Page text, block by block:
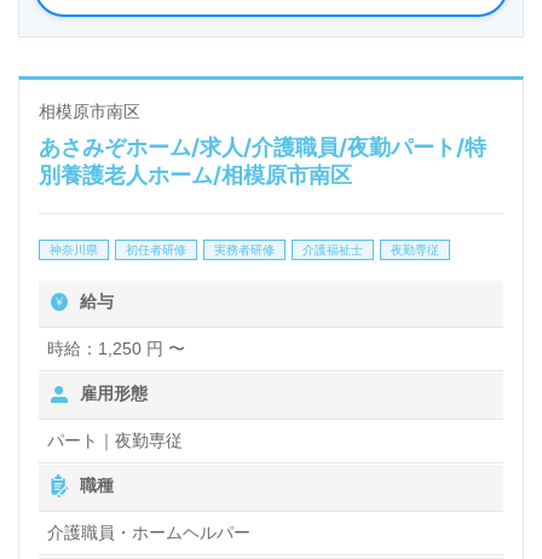
相模原市南区
あさみぞホーム/求人/介護職員/夜勤パート/特
別養護老人ホーム/相模原市南区
神奈川県 初任者研修 実務者研修 介護福祉士 夜勤専従
給与
時給：1,250 円 〜
雇用形態
パート｜夜勤専従
職種
介護職員・ホームヘルパー